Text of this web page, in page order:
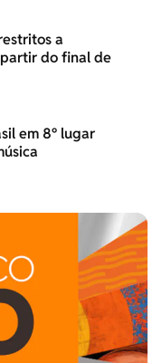
a
do final de
em 8º lugar